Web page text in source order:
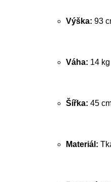
Výška: 93
Váha: 14 kg
Šířka: 45
Materiál: